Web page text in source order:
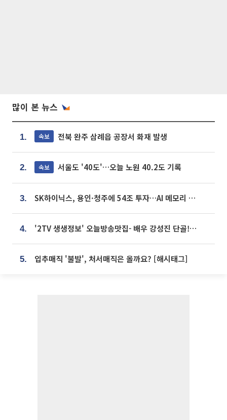
많이 본 뉴스
1. 속보 전북 완주 삼례읍 공장서 화재 발생
2. 속보 서울도 '40도'…오늘 노원 40.2도 기록
3. SK하이닉스, 용인·청주에 54조 투자…AI 메모리 생산기지 키운다
4. '2TV 생생정보' 오늘방송맛집- 배우 강성진 단골! 쌀국수ㆍ푸팟퐁 커리 맛집 '블○○○'
5. 입추매직 '불발', 처서매직은 올까요? [해시태그]